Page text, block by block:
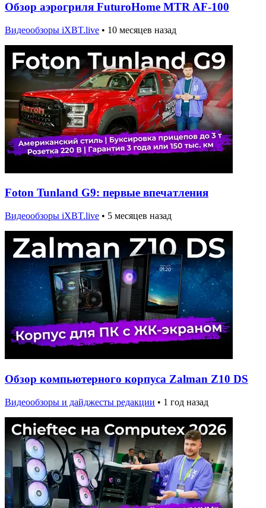
Обзор аэрогриля FuturoHome MTR AF-100
Видеообзоры iXBT.live • 10 месяцев назад
Foton Tunland G9: первые впечатления
Видеообзоры iXBT.live • 5 месяцев назад
Обзор компьютерного корпуса Zalman Z10 DS
Видеообзоры и дайджесты редакции • 1 год назад